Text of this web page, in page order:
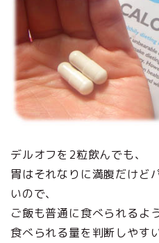
デルオフを2粒飲んでも、
胃はそれなりに満腹だけど
いので、
ご飯も普通に食べられるよ
食べられる量を判断しやす